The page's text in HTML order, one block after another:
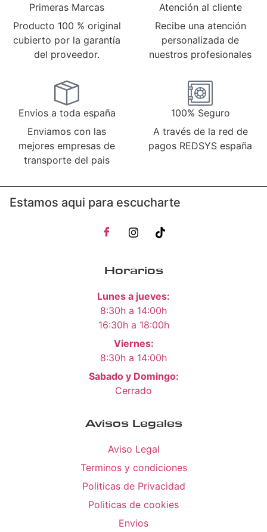
Primeras Marcas
Producto 100 % original
cubierto por la garantía
del proveedor.
Atención al cliente
Recibe una atención
personalizada de
nuestros profesionales
Envios a toda españa
Enviamos con las
mejores empresas de
transporte del pais
100% Seguro
A través de la red de
pagos REDSYS españa
Estamos aqui para escucharte
Horarios
Lunes a jueves:
8:30h a 14:00h
16:30h a 18:00h
Viernes:
8:30h a 14:00h
Sabado y Domingo:
Cerrado
Avisos Legales
Aviso Legal
Terminos y condiciones
Politicas de Privacidad
Politicas de cookies
Envios